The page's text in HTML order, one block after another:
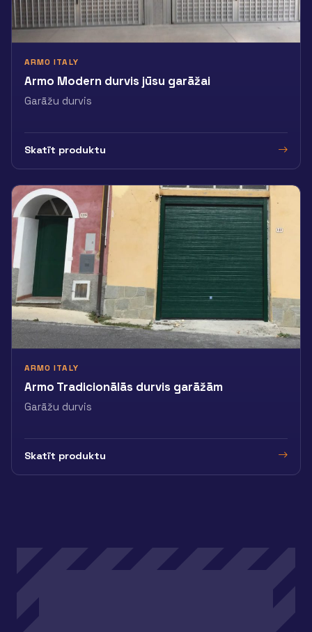
ARMO ITALY
Armo Modern durvis jūsu garāžai
Garāžu durvis
Skatīt produktu
ARMO ITALY
Armo Tradicionālās durvis garāžām
Garāžu durvis
Skatīt produktu